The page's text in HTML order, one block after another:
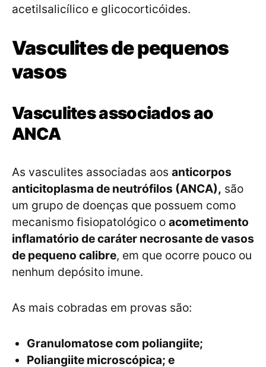
acetilsalicílico e glicocorticóides.
Vasculites de pequenos
vasos
Vasculites associados ao
ANCA
As vasculites associadas aos anticorpos
anticitoplasma de neutrófilos (ANCA), são
um grupo de doenças que possuem como
mecanismo fisiopatológico o acometimento
inflamatório de caráter necrosante de vasos
de pequeno calibre, em que ocorre pouco ou
nenhum depósito imune.
As mais cobradas em provas são:
Granulomatose com poliangiite;
Poliangiite microscópica; e